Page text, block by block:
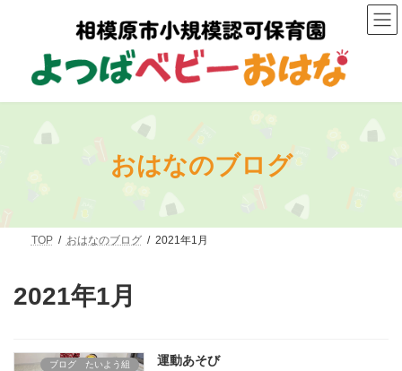
ス
ン
おはなのブログ
TOP おはなのブログ 2021年1月
2021年1月
ブログ たいよう組 運動あそび